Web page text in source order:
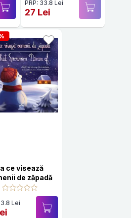
PRP: 33.8 Lei
27 Lei
ce visează
de zăpadă
Lei